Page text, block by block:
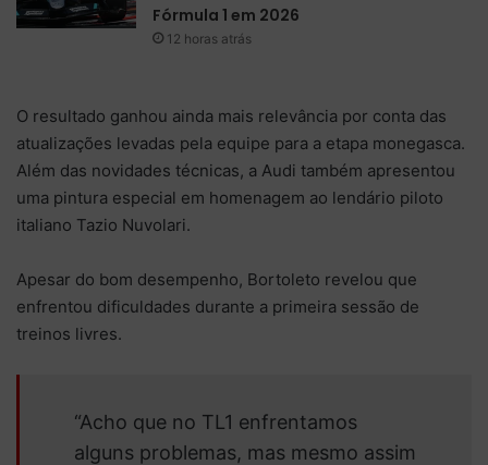
Fórmula 1 em 2026
12 horas atrás
O resultado ganhou ainda mais relevância por conta das
atualizações levadas pela equipe para a etapa monegasca.
Além das novidades técnicas, a Audi também apresentou
uma pintura especial em homenagem ao lendário piloto
italiano Tazio Nuvolari.
Apesar do bom desempenho, Bortoleto revelou que
enfrentou dificuldades durante a primeira sessão de
treinos livres.
“Acho que no TL1 enfrentamos
alguns problemas, mas mesmo assim